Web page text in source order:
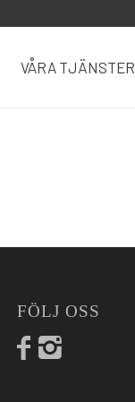
VÅRA TJÄNSTER
FÖLJ OSS